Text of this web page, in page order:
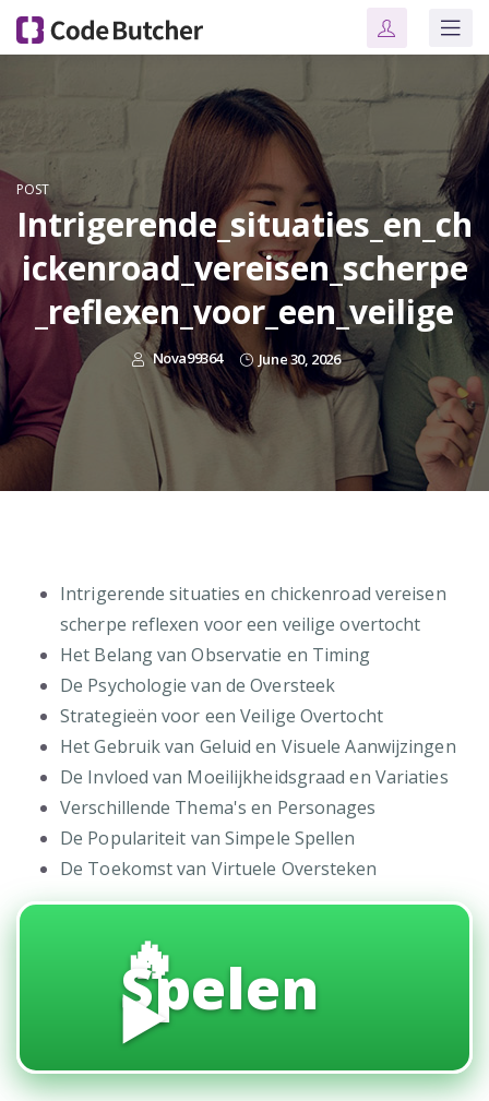
POST
Intrigerende_situaties_en_ch
ickenroad_vereisen_scherpe
_reflexen_voor_een_veilige
Nova99364 June 30, 2026
Intrigerende situaties en chickenroad vereisen
scherpe reflexen voor een veilige overtocht
Het Belang van Observatie en Timing
De Psychologie van de Oversteek
Strategieën voor een Veilige Overtocht
Het Gebruik van Geluid en Visuele Aanwijzingen
De Invloed van Moeilijkheidsgraad en Variaties
Verschillende Thema's en Personages
De Populariteit van Simpele Spellen
De Toekomst van Virtuele Oversteken
🔥
Spelen
▶️